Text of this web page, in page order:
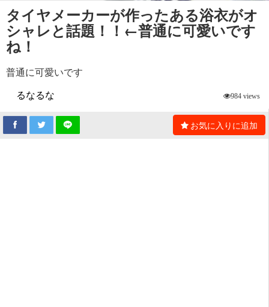
タイヤメーカーが作ったある浴衣がオ
シャレと話題！！←普通に可愛いです
ね！
普通に可愛いです
るなるな
984 views
お気に入りに追加